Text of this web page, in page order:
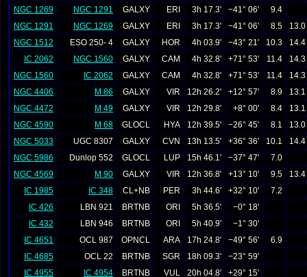
NGC 1269
NGC 1291 GALXY ERI 3h 17.3' −41° 06'
9.4
NGC 1291
NGC 1269 GALXY ERI 3h 17.3' −41° 06' 8.5
13.0
NGC 1512
ESO 250- 4 GALXY HOR 4h 03.9' −43° 21' 10.3
14.4
IC 2062
NGC 1560 GALXY CAM 4h 32.8' +71° 53' 11.4
14.3
NGC 1560
IC 2062 GALXY CAM 4h 32.8' +71° 53' 11.4
14.3
NGC 4406
M 86 GALXY VIR 12h 26.2' +12° 57' 8.9
13.1
NGC 4472
M 49 GALXY VIR 12h 29.8' +8° 00' 8.4
13.1
NGC 4590
M 68 GLOCL HYA 12h 39.5' −26° 45' 8.1
13.0
NGC 5033
UGC 8307 GALXY CVN 13h 13.5' +36° 36' 10.1
14.4
NGC 5986
Dunlop 552 GLOCL LUP 15h 46.1' −37° 47'
7.0
NGC 4569
M 90 GALXY VIR 12h 36.8' +13° 10' 9.5
13.4
IC 1985
IC 348 CL+NB PER 3h 44.6' +32° 10'
7.2
IC 426
LBN 921 BRTNB ORI 5h 36.5'
−0° 18'
IC 432
LBN 946 BRTNB ORI 5h 40.9'
−1° 30'
IC 4651
OCL 987 OPNCL ARA 17h 24.8' −49° 56'
6.9
IC 4685
OCL 22 BRTNB SGR 18h 09.3'
−23° 59'
IC 4955
IC 4954 BRTNB VUL 20h 04.8'
+29° 15'